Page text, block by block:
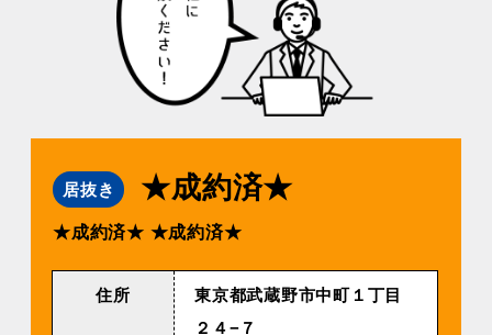
居抜き ★成約済★
★成約済★ ★成約済★
住所
東京都武蔵野市中町１丁目
２４−７